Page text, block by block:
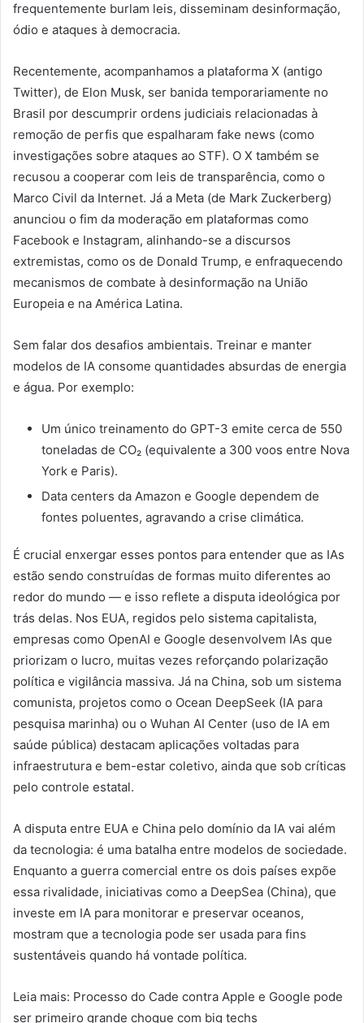
frequentemente burlam leis, disseminam desinformação,
ódio e ataques à democracia.
Recentemente, acompanhamos a plataforma X (antigo
Twitter), de Elon Musk, ser banida temporariamente no
Brasil por descumprir ordens judiciais relacionadas à
remoção de perfis que espalharam fake news (como
investigações sobre ataques ao STF). O X também se
recusou a cooperar com leis de transparência, como o
Marco Civil da Internet. Já a Meta (de Mark Zuckerberg)
anunciou o fim da moderação em plataformas como
Facebook e Instagram, alinhando-se a discursos
extremistas, como os de Donald Trump, e enfraquecendo
mecanismos de combate à desinformação na União
Europeia e na América Latina.
Sem falar dos desafios ambientais. Treinar e manter
modelos de IA consome quantidades absurdas de energia
e água. Por exemplo:
Um único treinamento do GPT-3 emite cerca de 550
toneladas de CO₂ (equivalente a 300 voos entre Nova
York e Paris).
Data centers da Amazon e Google dependem de
fontes poluentes, agravando a crise climática.
É crucial enxergar esses pontos para entender que as IAs
estão sendo construídas de formas muito diferentes ao
redor do mundo — e isso reflete a disputa ideológica por
trás delas. Nos EUA, regidos pelo sistema capitalista,
empresas como OpenAI e Google desenvolvem IAs que
priorizam o lucro, muitas vezes reforçando polarização
política e vigilância massiva. Já na China, sob um sistema
comunista, projetos como o Ocean DeepSeek (IA para
pesquisa marinha) ou o Wuhan AI Center (uso de IA em
saúde pública) destacam aplicações voltadas para
infraestrutura e bem-estar coletivo, ainda que sob críticas
pelo controle estatal.
A disputa entre EUA e China pelo domínio da IA vai além
da tecnologia: é uma batalha entre modelos de sociedade.
Enquanto a guerra comercial entre os dois países expõe
essa rivalidade, iniciativas como a DeepSea (China), que
investe em IA para monitorar e preservar oceanos,
mostram que a tecnologia pode ser usada para fins
sustentáveis quando há vontade política.
Leia mais: Processo do Cade contra Apple e Google pode
ser primeiro grande choque com big techs